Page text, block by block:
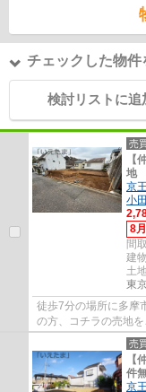
チェックした物件
検討リストに追
売
【
地
京
小
8
間
建
土
東
徒歩7分の場所に多摩
の方、コチラの売地
居専用地域なので、
売
【
件
京